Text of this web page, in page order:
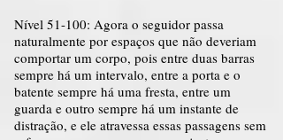
Nível 51-100: Agora o seguidor passa
naturalmente por espaços que não deveriam
comportar um corpo, pois entre duas barras
sempre há um intervalo, entre a porta e o
batente sempre há uma fresta, entre um
guarda e outro sempre há um instante de
distração, e ele atravessa essas passagens sem